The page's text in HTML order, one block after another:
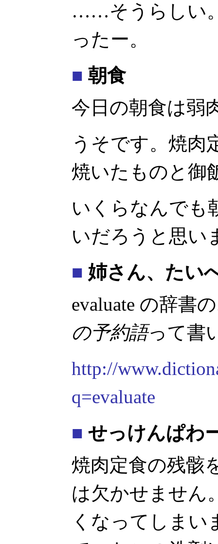
……そうらしい
ったー。
■ 朝食
今日の朝食は弱
うそです。焼肉
焼いたものと御
いくらなんでも
いだろうと思い
■ 姉さん、たい
evaluate の辞書
の予約語って書
http://
q=evaluate
■ せっけんぱわ
焼肉定食の残骸
は欠かせません
くなってしまい